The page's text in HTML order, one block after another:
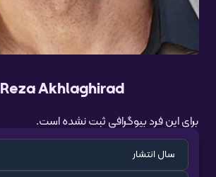
Reza Akhlaghirad
برای این فرد بیوگرافی ثبت نشده است.